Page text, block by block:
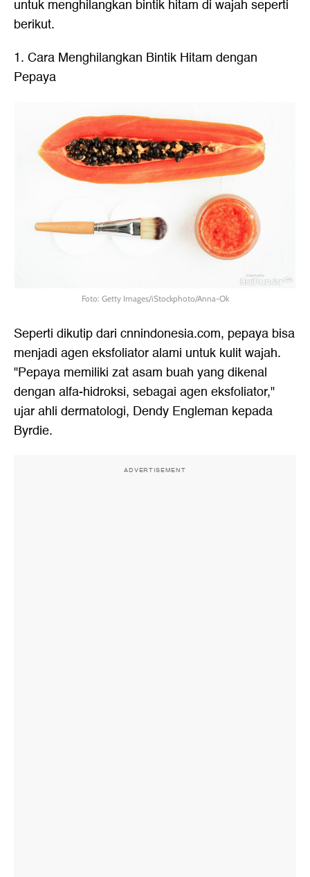
untuk menghilangkan bintik hitam di wajah seperti
berikut.
1. Cara Menghilangkan Bintik Hitam dengan
Pepaya
Foto: Getty Images/iStockphoto/Anna-Ok
Seperti dikutip dari cnnindonesia.com, pepaya bisa
menjadi agen eksfoliator alami untuk kulit wajah.
"Pepaya memiliki zat asam buah yang dikenal
dengan alfa-hidroksi, sebagai agen eksfoliator,"
ujar ahli dermatologi, Dendy Engleman kepada
Byrdie.
ADVERTISEMENT